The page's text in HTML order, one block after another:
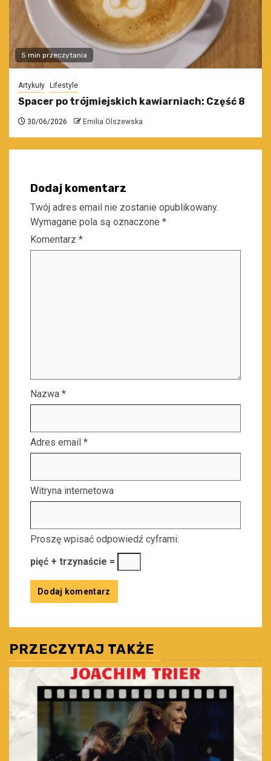
5 min przeczytania
Artykuły Lifestyle
Spacer po trójmiejskich kawiarniach: Część 8
30/06/2026 Emilia Olszewska
Dodaj komentarz
Twój adres email nie zostanie opublikowany.
Wymagane pola są oznaczone *
Komentarz *
Nazwa *
Adres email *
Witryna internetowa
Proszę wpisać odpowiedź cyframi:
pięć + trzynaście =
PRZECZYTAJ TAKŻE